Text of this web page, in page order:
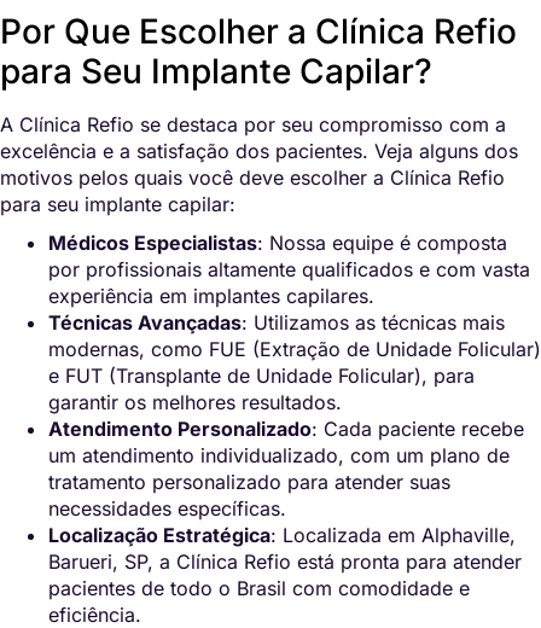
Por Que Escolher a Clínica Refio
para Seu Implante Capilar?
A Clínica Refio se destaca por seu compromisso com a
excelência e a satisfação dos pacientes. Veja alguns dos
motivos pelos quais você deve escolher a Clínica Refio
para seu implante capilar:
Médicos Especialistas: Nossa equipe é composta
por profissionais altamente qualificados e com vasta
experiência em implantes capilares.
Técnicas Avançadas: Utilizamos as técnicas mais
modernas, como FUE (Extração de Unidade Folicular)
e FUT (Transplante de Unidade Folicular), para
garantir os melhores resultados.
Atendimento Personalizado: Cada paciente recebe
um atendimento individualizado, com um plano de
tratamento personalizado para atender suas
necessidades específicas.
Localização Estratégica: Localizada em Alphaville,
Barueri, SP, a Clínica Refio está pronta para atender
pacientes de todo o Brasil com comodidade e
eficiência.